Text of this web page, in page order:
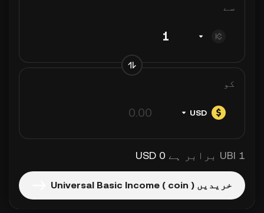
سے
کو
USD
1 UBI برابر ہے 0 USD
خریدیں Universal Basic Income ( coin )